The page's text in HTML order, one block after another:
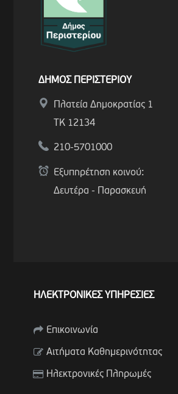
ΔΗΜΟΣ ΠΕΡΙΣΤΕΡΙΟΥ
Πλατεία Δημοκρατίας 1
ΤΚ 12134
210-5701000
Εξυπηρέτηση κοινού:
Δευτέρα - Παρασκευή
ΗΛΕΚΤΡΟΝΙΚΕΣ ΥΠΗΡΕΣΙΕΣ
Επικοινωνία
Αιτήματα Καθημερινότητας
Ηλεκτρονικές Πληρωμές